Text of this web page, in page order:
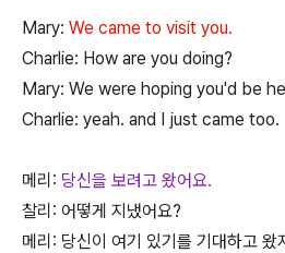
Mary: We came to visit you.
Charlie: How are you doing?
Mary: We were hoping you'd be
Charlie: yeah. and I just came too.
메리: 당신을 보려고 왔어요.
찰리: 어떻게 지냈어요?
메리: 당신이 여기 있기를 기대하고 왔